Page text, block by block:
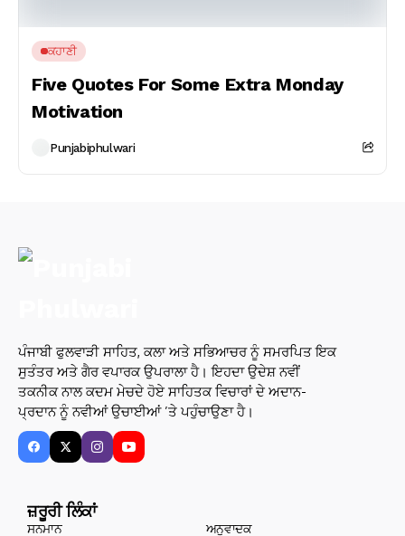
ਕਹਾਣੀ
Five Quotes For Some Extra Monday
Motivation
Punjabiphulwari
ਪੰਜਾਬੀ ਫੁਲਵਾੜੀ ਸਾਹਿਤ, ਕਲਾ ਅਤੇ ਸਭਿਆਚਰ ਨੂੰ ਸਮਰਪਿਤ ਇਕ
ਸੁਤੰਤਰ ਅਤੇ ਗੈਰ ਵਪਾਰਕ ਉਪਰਾਲਾ ਹੈ। ਇਹਦਾ ਉਦੇਸ਼ ਨਵੀਂ
ਤਕਨੀਕ ਨਾਲ ਕਦਮ ਮੇਚਦੇ ਹੋਏ ਸਾਹਿਤਕ ਵਿਚਾਰਾਂ ਦੇ ਅਦਾਨ-
ਪ੍ਰਦਾਨ ਨੂੰ ਨਵੀਆਂ ਉਚਾਈਆਂ ’ਤੇ ਪਹੁੰਚਾਉਣਾ ਹੈ।
ਜ਼ਰੂਰੀ ਲਿੰਕਾਂ
ਸਨਮਾਨ
ਅਨੁਵਾਦਕ